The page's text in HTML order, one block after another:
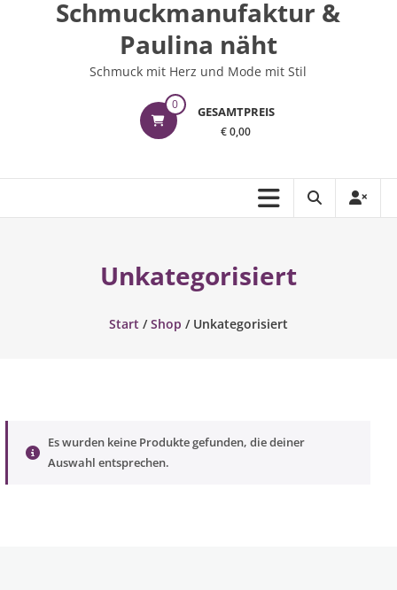
Schmuckmanufaktur &
Paulina näht
Schmuck mit Herz und Mode mit Stil
0 GESAMTPREIS
€ 0,00
Unkategorisiert
Start /Shop / Unkategorisiert
Es wurden keine Produkte gefunden, die deiner
Auswahl entsprechen.